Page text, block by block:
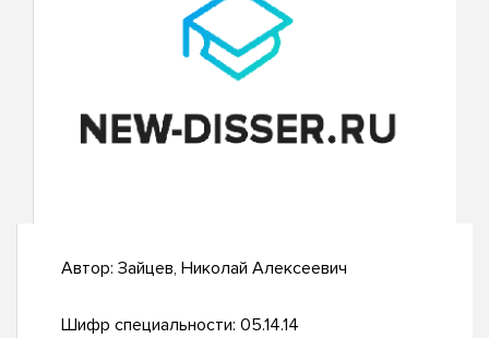
Автор: Зайцев, Николай Алексеевич
Шифр специальности: 05.14.14